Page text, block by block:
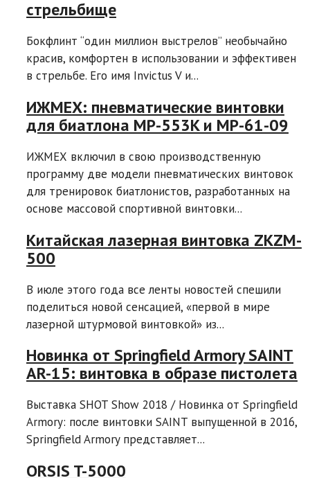
стрельбище
Бокфлинт “один миллион выстрелов” необычайно
красив, комфортен в использовании и эффективен
в стрельбе. Его имя Invictus V и...
ИЖМЕХ: пневматические винтовки
для биатлона MP-553K и MP-61-09
ИЖМЕХ включил в свою производственную
программу две модели пневматических винтовок
для тренировок биатлонистов, разработанных на
основе массовой спортивной винтовки...
Китайская лазерная винтовка ZKZM-
500
В июле этого года все ленты новостей спешили
поделиться новой сенсацией, «первой в мире
лазерной штурмовой винтовкой» из...
Новинка от Springfield Armory SAINT
AR-15: винтовка в образе пистолета
Выставка SHOT Show 2018 / Новинка от Springfield
Armory: после винтовки SAINT выпущенной в 2016,
Springfield Armory представляет...
ORSIS T-5000